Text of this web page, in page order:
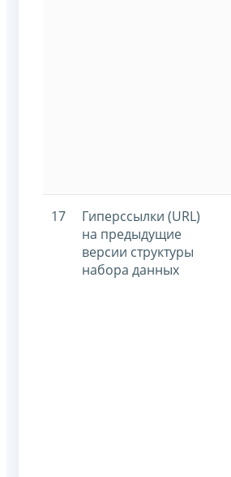
17
Гиперссылки (URL)
на предыдущие
версии структуры
набора данных